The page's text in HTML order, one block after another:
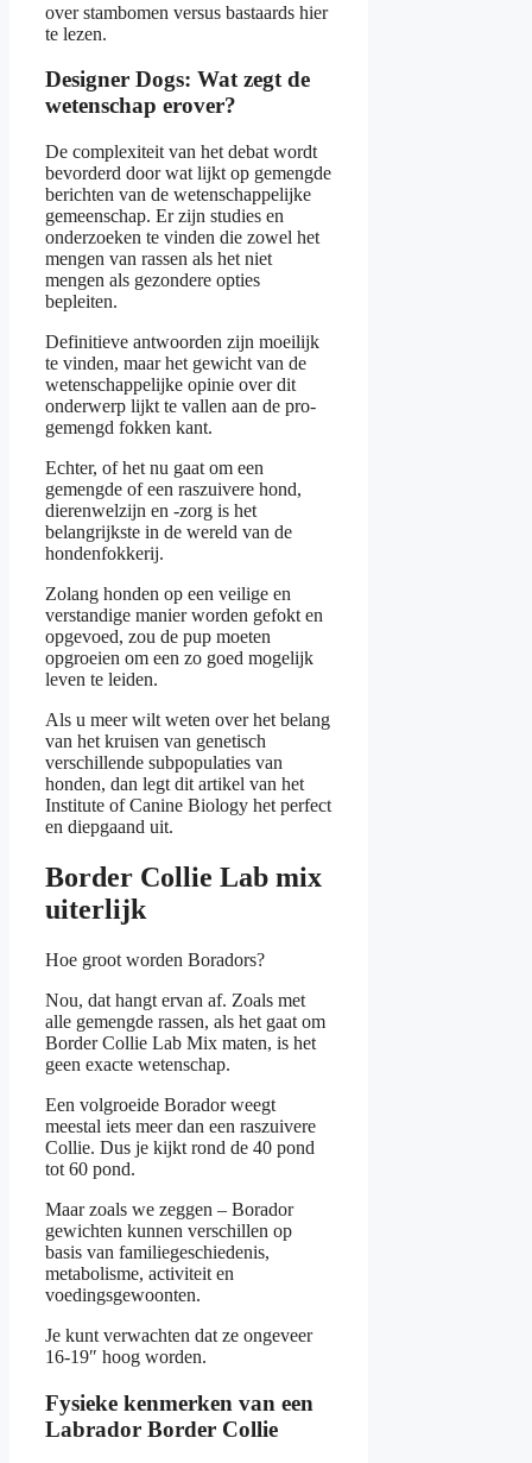
over stambomen versus bastaards hier
te lezen.
Designer Dogs: Wat zegt de
wetenschap erover?
De complexiteit van het debat wordt
bevorderd door wat lijkt op gemengde
berichten van de wetenschappelijke
gemeenschap. Er zijn studies en
onderzoeken te vinden die zowel het
mengen van rassen als het niet
mengen als gezondere opties
bepleiten.
Definitieve antwoorden zijn moeilijk
te vinden, maar het gewicht van de
wetenschappelijke opinie over dit
onderwerp lijkt te vallen aan de pro-
gemengd fokken kant.
Echter, of het nu gaat om een
gemengde of een raszuivere hond,
dierenwelzijn en -zorg is het
belangrijkste in de wereld van de
hondenfokkerij.
Zolang honden op een veilige en
verstandige manier worden gefokt en
opgevoed, zou de pup moeten
opgroeien om een zo goed mogelijk
leven te leiden.
Als u meer wilt weten over het belang
van het kruisen van genetisch
verschillende subpopulaties van
honden, dan legt dit artikel van het
Institute of Canine Biology het perfect
en diepgaand uit.
Border Collie Lab mix
uiterlijk
Hoe groot worden Boradors?
Nou, dat hangt ervan af. Zoals met
alle gemengde rassen, als het gaat om
Border Collie Lab Mix maten, is het
geen exacte wetenschap.
Een volgroeide Borador weegt
meestal iets meer dan een raszuivere
Collie. Dus je kijkt rond de 40 pond
tot 60 pond.
Maar zoals we zeggen – Borador
gewichten kunnen verschillen op
basis van familiegeschiedenis,
metabolisme, activiteit en
voedingsgewoonten.
Je kunt verwachten dat ze ongeveer
16-19″ hoog worden.
Fysieke kenmerken van een
Labrador Border Collie